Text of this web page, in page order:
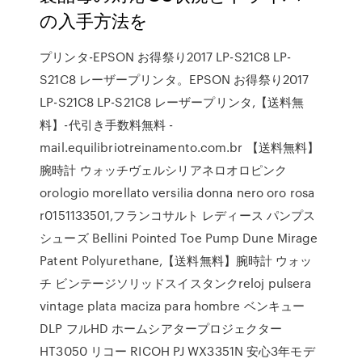
の入手方法を
プリンタ-EPSON お得祭り2017 LP-S21C8 LP-
S21C8 レーザープリンタ。EPSON お得祭り2017
LP-S21C8 LP-S21C8 レーザープリンタ,【送料無
料】-代引き手数料無料 -
mail.equilibriotreinamento.com.br 【送料無料】
腕時計 ウォッチヴェルシリアネロオロピンク
orologio morellato versilia donna nero oro rosa
r0151133501,フランコサルト レディース パンプス
シューズ Bellini Pointed Toe Pump Dune Mirage
Patent Polyurethane,【送料無料】腕時計 ウォッ
チ ビンテージソリッドスイスタンクreloj pulsera
vintage plata maciza para hombre ベンキュー
DLP フルHD ホームシアタープロジェクター
HT3050 リコー RICOH PJ WX3351N 安心3年モデ